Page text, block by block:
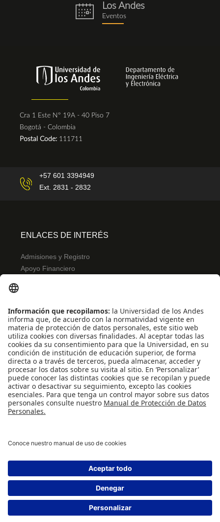
eventos.png
Los Andes
Eventos
Cra 1 Este N° 19A - 40 Piso 7
Bogotá - Colombia
Postal Code: 111711
+57 601 3394949
Ext. 2831 - 2832
ENLACES DE INTERÉS
Admisiones y Registro
Apoyo Financiero
INFORMACIÓN PARA
Profesores
Administrativos
Egresados
Reconocimiento como Universidad: Decreto 1297 del 30 de mayo de 1964.
Reconocimiento personería jurídica: Resolución 28 del 23 de febrero de 1949